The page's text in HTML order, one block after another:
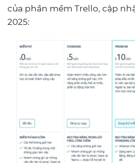
của phần mềm Trello, cập
2025: